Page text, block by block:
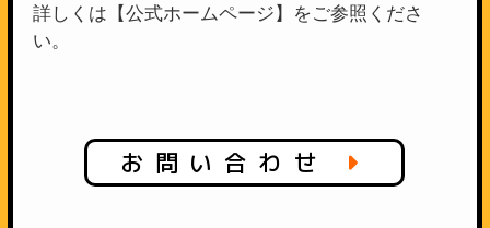
詳しくは【公式ホームページ】をご参照くださ
い。
お問い合わせ